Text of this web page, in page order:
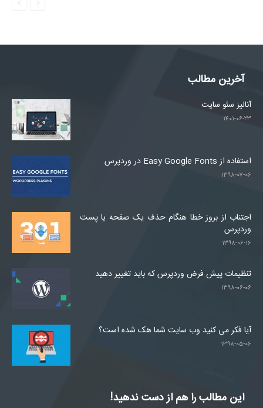
آخرین مطالب
آنالیز سئو سایت
۱۴۰۱-۰۶-۲۳
استفاده از Easy Google Fonts در وردپرس
۱۳۹۸-۰۷-۰۶
اجتناب از بروز خطا هنگام حذف یک صفحه یا پست
وردپرس
۱۳۹۸-۰۶-۱۶
تنظیمات پیش فرض وردپرس که باید تغییر دهید
۱۳۹۸-۰۶-۰۶
آیا فکر می کنید وب سایت شما هک شده است؟
۱۳۹۸-۰۵-۰۶
این مطالب را هم از دست ندهید!